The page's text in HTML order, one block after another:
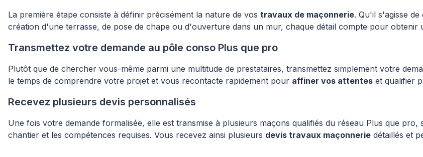
La première étape consiste à définir précisément la nature de vos travaux de maçonnerie. Qu'il s'agisse
création d'une terrasse, de pose de chape ou d'ouverture dans un mur, chaque détail compte pour obtenir
Transmettez votre demande au pôle conso Plus que pro
Plutôt que de chercher vous-même parmi une multitude de prestataires, transmettez simplement votre
le temps de comprendre votre projet et vous recontacte rapidement pour affiner vos attentes et qualifier
Recevez plusieurs devis personnalisés
Une fois votre demande formalisée, elle est transmise à plusieurs maçons qualifiés du réseau Plus que
chantier et les compétences requises. Vous recevez ainsi plusieurs devis travaux maçonnerie détaillés et